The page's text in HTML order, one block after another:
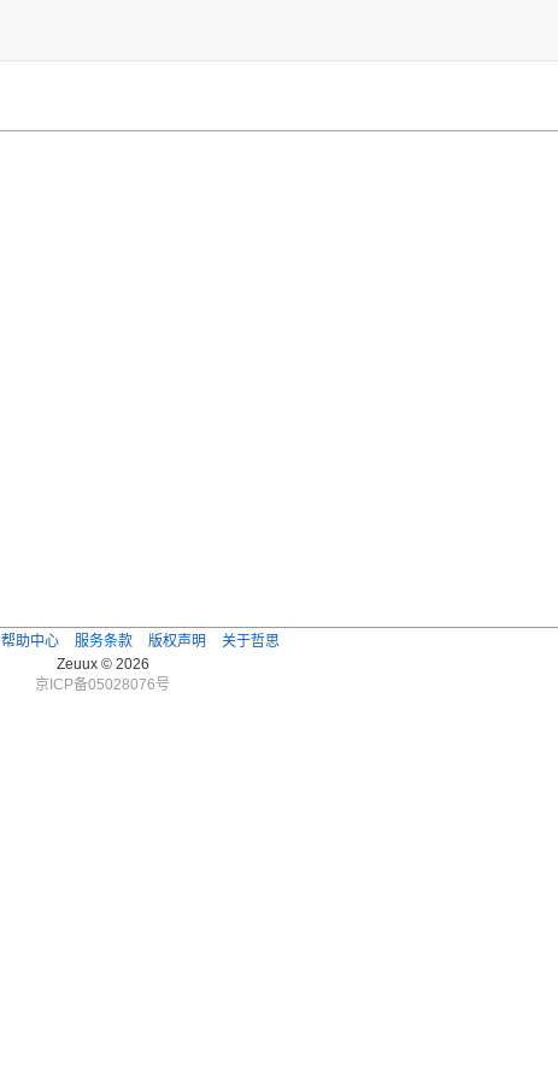
帮助中心 服务条款 版权声明
关于哲思
Zeuux © 2026
京ICP备05028076号